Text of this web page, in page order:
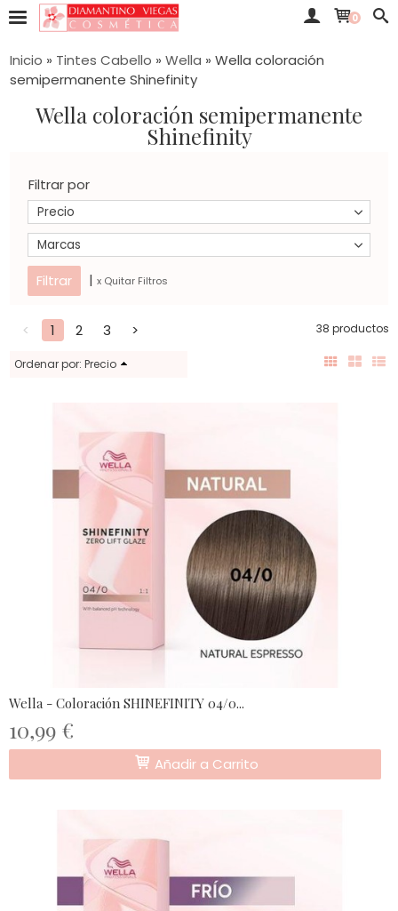
0
Inicio » Tintes Cabello » Wella » Wella coloración
semipermanente Shinefinity
Wella coloración semipermanente
Shinefinity
Filtrar por
Precio
Marcas
| x Quitar Filtros
< 1 2 3 > 38 productos
Ordenar por: Precio
Wella - Coloración SHINEFINITY 04/0...
10,99 €
Añadir a Carrito